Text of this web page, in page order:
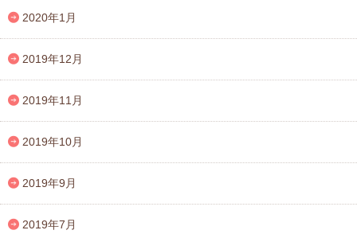
2020年1月
2019年12月
2019年11月
2019年10月
2019年9月
2019年7月